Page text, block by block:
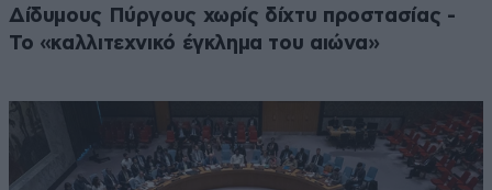
Δίδυμους Πύργους χωρίς δίχτυ προστασίας -
Το «καλλιτεχνικό έγκλημα του αιώνα»